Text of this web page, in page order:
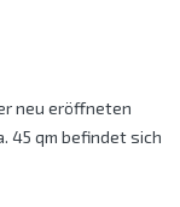
neu eröffneten
45 qm befindet sich